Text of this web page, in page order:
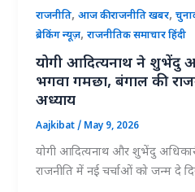
राजनीति,आज की राजनीति खबर,
ब्रेकिंग न्यूज़,राजनीतिक समाचार हिंदी
योगी आदित्यनाथ ने शुभेंदु
भगवा गमछा, बंगाल की
अध्याय
Aajkibat/ May 9, 2026
योगी आदित्यनाथ और शुभेंदु
राजनीति में नई चर्चाओं को जन्म दे